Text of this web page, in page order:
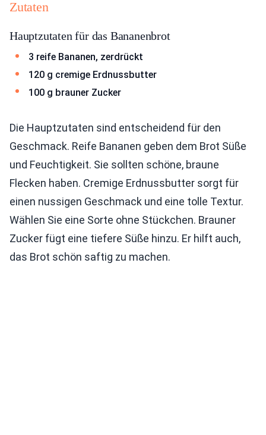
Zutaten
Hauptzutaten für das Bananenbrot
3 reife Bananen, zerdrückt
120 g cremige Erdnussbutter
100 g brauner Zucker
Die Hauptzutaten sind entscheidend für den
Geschmack. Reife Bananen geben dem Brot Süße
und Feuchtigkeit. Sie sollten schöne, braune
Flecken haben. Cremige Erdnussbutter sorgt für
einen nussigen Geschmack und eine tolle Textur.
Wählen Sie eine Sorte ohne Stückchen. Brauner
Zucker fügt eine tiefere Süße hinzu. Er hilft auch,
das Brot schön saftig zu machen.